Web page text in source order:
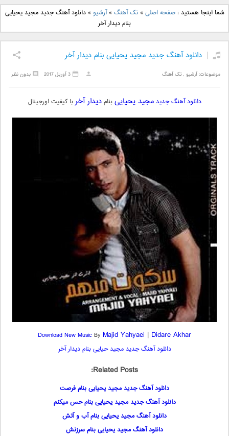
دانلود آهنگ جدید بهنام
بانی بنام قرص قمر 2
دانلود آهنگ جدید علی
یاسینی بنام دورترین نزدیک
شما اینجا هستید :صفحه اصلی »تک آهنگ »آرشیو »دانلود آهنگ جدید مجید یحیایی
بنام دیدار آخر
دانلود آهنگ جدید مجید یحیایی بنام دیدار آخر
موضوعات:آرشیو ,تک آهنگ بدون نظر 3 آوریل 2017
دانلود آهنگ جدید مجید یحیاییبنامدیدار آخربا کیفیت اورجینال
Download New MusicBy Majid Yahyaei | Didare Akhar
دانلود آهنگ جدید مجید حیایی بنام دیدار آخر
Related Posts:
دانلود آهنگ جدید مجید یحیایی بنام فرصت
دانلود آهنگ جدید مجید یحیایی بنام حس میکنم
دانلود آهنگ مجید یحیایی بنام آب و آتش
دانلود آهنگ مجید یحیایی بنام سرزنش